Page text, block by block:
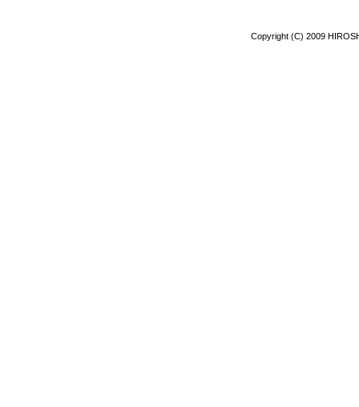
Copyright (C) 2009